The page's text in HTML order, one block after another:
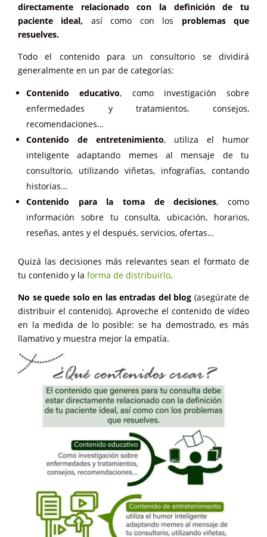
directamente relacionado con la definición de tu
paciente ideal, así como con los problemas que
resuelves.
Todo el contenido para un consultorio se dividirá
generalmente en un par de categorías:
Contenido educativo, como investigación sobre
enfermedades y tratamientos, consejos,
recomendaciones…
Contenido de entretenimiento, utiliza el humor
inteligente adaptando memes al mensaje de tu
consultorio, utilizando viñetas, infografías, contando
historias…
Contenido para la toma de decisiones, como
información sobre tu consulta, ubicación, horarios,
reseñas, antes y el después, servicios, ofertas…
Quizá las decisiones más relevantes sean el formato de
tu contenido y la forma de distribuirlo.
No se quede solo en las entradas del blog (asegúrate de
distribuir el contenido). Aproveche el contenido de vídeo
en la medida de lo posible: se ha demostrado, es más
llamativo y muestra mejor la empatía.